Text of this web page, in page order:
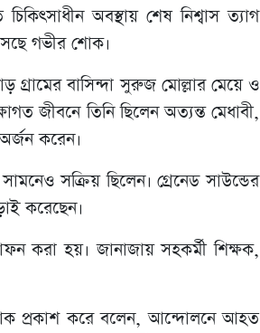
অবস্থায় শেষ নিশ্বাস ত্যাগ
গভীর শোক।
বাসিন্দা সুরুজ মোল্লার মেয়ে ও
জীবনে তিনি ছিলেন অত্যন্ত মেধাবী,
করেন।
সক্রিয় ছিলেন। গ্রেনেড সাউন্ডের
করেছেন।
করা হয়। জানাজায় সহকর্মী শিক্ষক,
প্রকাশ করে বলেন, আন্দোলনে আহত